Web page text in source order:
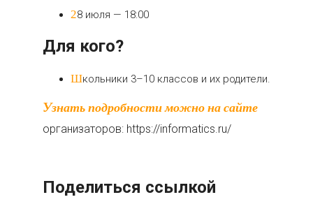
28 июля — 18:00
Для кого?
Школьники 3–10 классов и их родители.
Узнать подробности можно на сайте
организаторов: https://informatics.ru/
Поделиться ссылкой